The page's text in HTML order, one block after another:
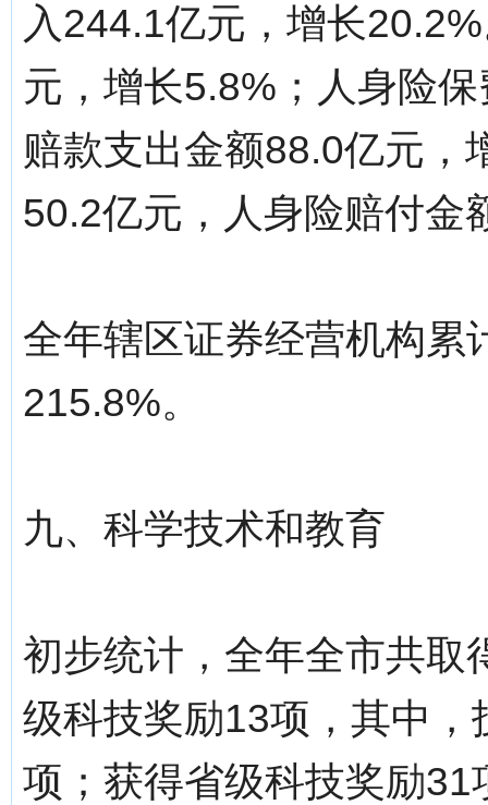
入244.1亿元，增长
元，增长5.8%；人身险
赔款支出金额88.0亿元，
50.2亿元，人身险赔付金
全年辖区证券经营机构累
215.8%。
九、科学技术和教育
初步统计，全年全市共取
级科技奖励13项，其中
项；获得省级科技奖励